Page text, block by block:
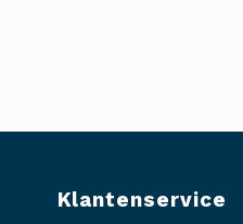
Klantenservice